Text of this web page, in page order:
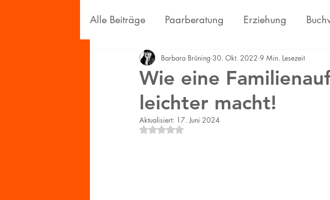
Alle Beiträge Paarberatung Erziehung
Persönliches Wissenschaft
Wie eine
leichter macht!
Barbara Brüning 30. Okt. 2022 9 Min. Lesezeit
Aktualisiert: 17. Juni 2024
Mit NaN von 5 Sternen bewertet.